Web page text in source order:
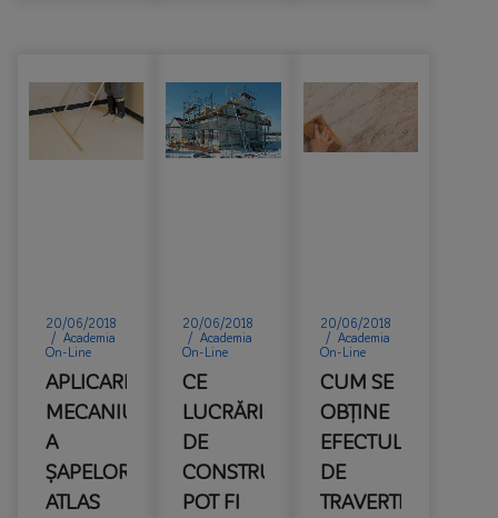
20/06/2018
/ Academia
On-Line
APLICAREA
MECANIUZATĂ
A
ȘAPELOR
ATLAS
20/06/2018
/ Academia
On-Line
CE
LUCRĂRI
DE
CONSTRUCȚIE
POT FI
20/06/2018
/ Academia
On-Line
CUM SE
OBȚINE
EFECTUL
DE
TRAVERTIN?